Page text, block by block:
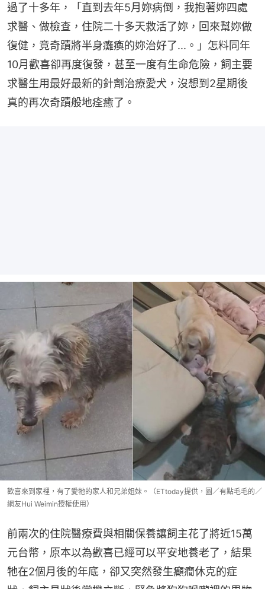
過了十多年，「直到去年5月妳病倒，我抱著妳四處
求醫、做檢查，住院二十多天救活了妳，回來幫妳做
復健，竟奇蹟將半身癱瘓的妳治好了...。」怎料同年
10月歡喜卻再度復發，甚至一度有生命危險，飼主要
求醫生用最好最新的針劑治療愛犬，沒想到2星期後
真的再次奇蹟般地痊癒了。
歡喜來到家裡，有了愛牠的家人和兄弟姐妹。（ETtoday提供，圖／有點毛毛的／
網友Hui Weimin授權使用）
前兩次的住院醫療費與相關保養讓飼主花了將近15萬
元台幣，原本以為歡喜已經可以平安地養老了，結果
牠在2個月後的年底，卻又突然發生癲癇休克的症